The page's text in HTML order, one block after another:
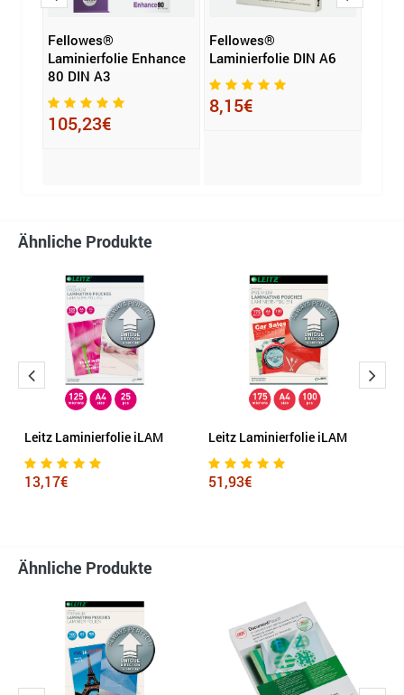
Fellowes®
Laminierfolie Enhance
80 DIN A3
105,23€
Fellowes®
Laminierfolie DIN A6
8,15€
Ähnliche Produkte
Leitz Laminierfolie iLAM
13,17€
Leitz Laminierfolie iLAM
51,93€
Ähnliche Produkte